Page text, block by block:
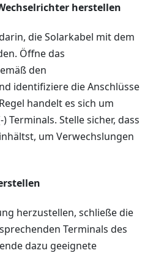
herstellen
die Solarkabel mit dem
Öffne das
den
identifiziere die Anschlüsse
handelt es sich um
Terminals. Stelle sicher, dass
um Verwechslungen
herzustellen, schließe die
Terminals des
dazu geeignete